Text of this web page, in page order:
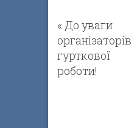
« До уваги
організаторів
гурткової
роботи!